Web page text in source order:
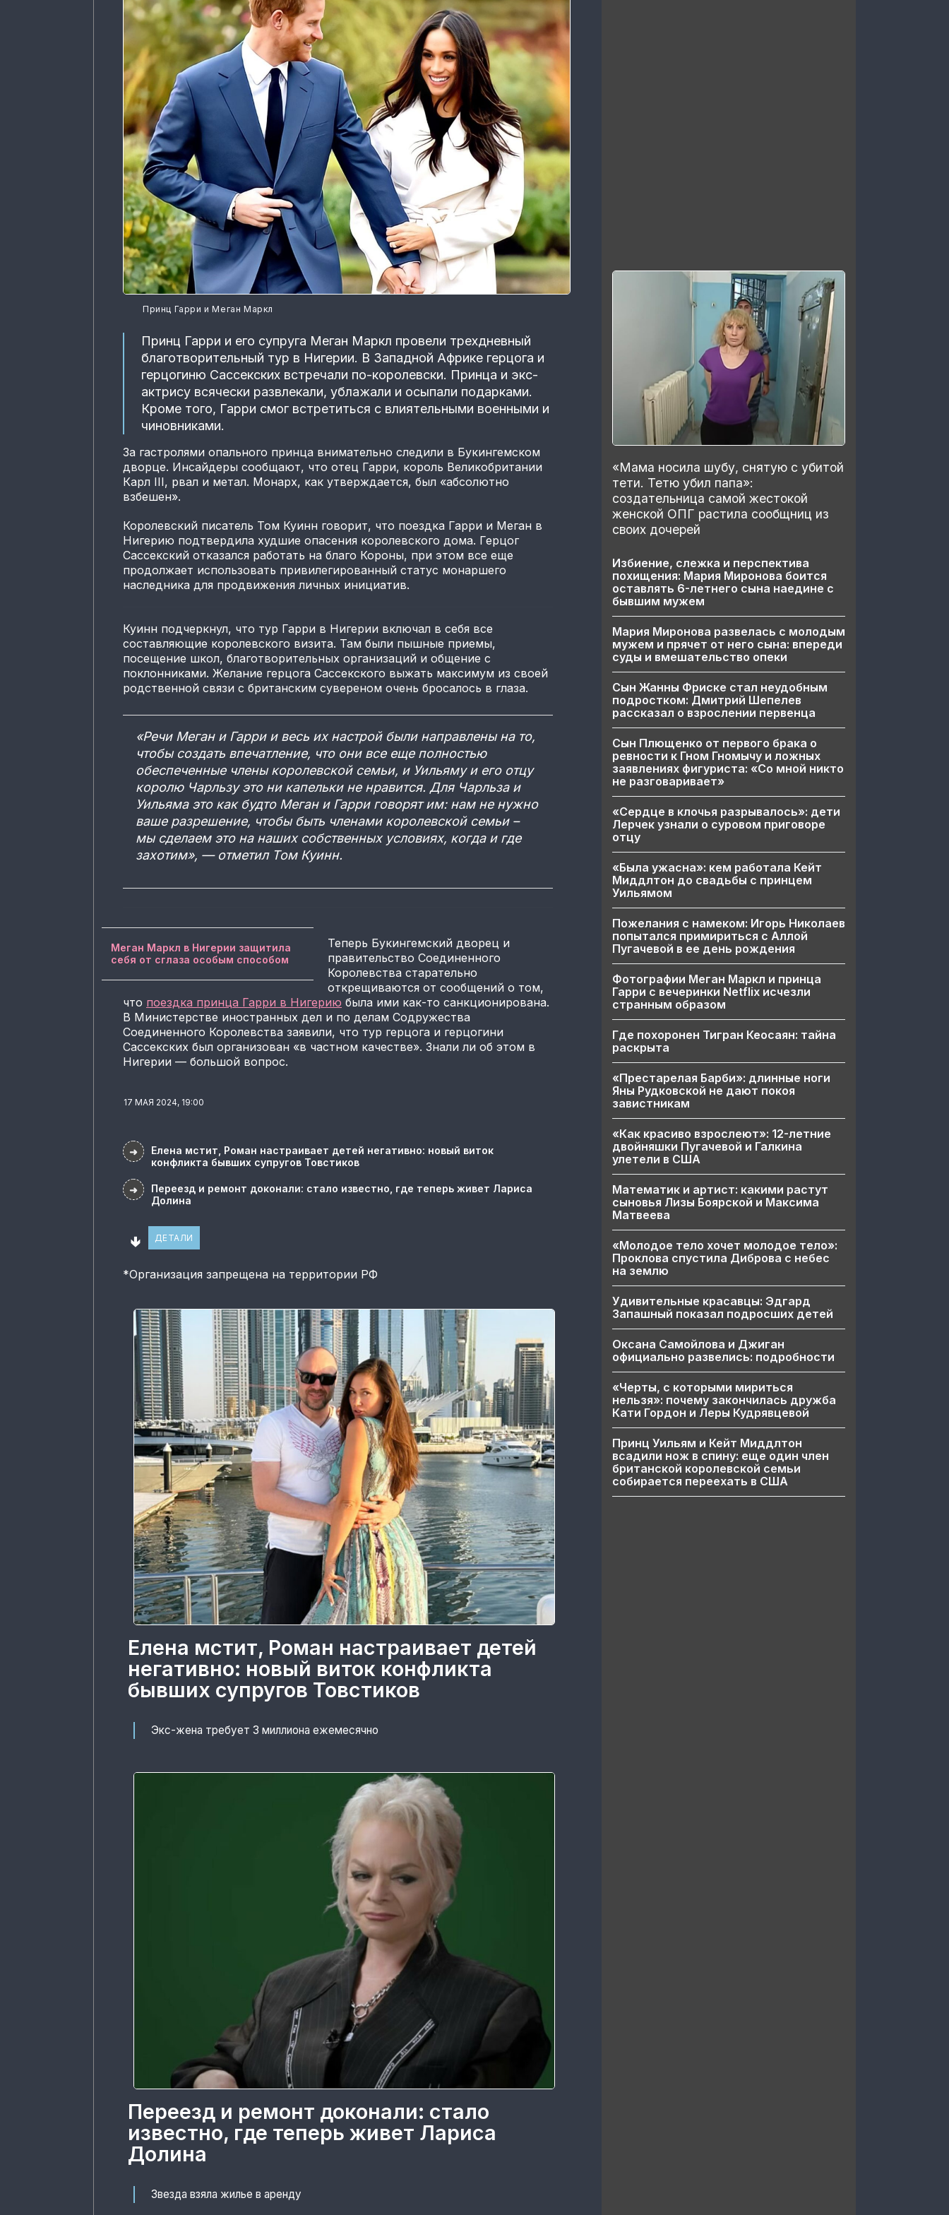
Принц Гарри и Меган Маркл
Принц Гарри и его супруга Меган Маркл провели трехдневный
благотворительный тур в Нигерии. В Западной Африке герцога и
герцогиню Сассекских встречали по-королевски. Принца и экс-
актрису всячески развлекали, ублажали и осыпали подарками.
Кроме того, Гарри смог встретиться с влиятельными военными и
чиновниками.
За гастролями опального принца внимательно следили в Букингемском
дворце. Инсайдеры сообщают, что отец Гарри, король Великобритании
Карл III, рвал и метал. Монарх, как утверждается, был «абсолютно
взбешен».
Королевский писатель Том Куинн говорит, что поездка Гарри и Меган в
Нигерию подтвердила худшие опасения королевского дома. Герцог
Сассекский отказался работать на благо Короны, при этом все еще
продолжает использовать привилегированный статус монаршего
наследника для продвижения личных инициатив.
Куинн подчеркнул, что тур Гарри в Нигерии включал в себя все
составляющие королевского визита. Там были пышные приемы,
посещение школ, благотворительных организаций и общение с
поклонниками. Желание герцога Сассекского выжать максимум из своей
родственной связи с британским сувереном очень бросалось в глаза.
«Речи Меган и Гарри и весь их настрой были направлены на то,
чтобы создать впечатление, что они все еще полностью
обеспеченные члены королевской семьи, и Уильяму и его отцу
королю Чарльзу это ни капельки не нравится. Для Чарльза и
Уильяма это как будто Меган и Гарри говорят им: нам не нужно
ваше разрешение, чтобы быть членами королевской семьи –
мы сделаем это на наших собственных условиях, когда и где
захотим», — отметил Том Куинн.
Меган Маркл в Нигерии защитила
себя от сглаза особым способом
Теперь Букингемский дворец и
правительство Соединенного
Королевства старательно
открещиваются от сообщений о том,
что поездка принца Гарри в Нигерию была ими как-то санкционирована.
В Министерстве иностранных дел и по делам Содружества
Соединенного Королевства заявили, что тур герцога и герцогини
Сассекских был организован «в частном качестве». Знали ли об этом в
Нигерии — большой вопрос.
17 МАЯ 2024, 19:00
➜
Елена мстит, Роман настраивает детей негативно: новый виток
конфликта бывших супругов Товстиков
➜
Переезд и ремонт доконали: стало известно, где теперь живет Лариса
Долина
🢃 ДЕТАЛИ
*Организация запрещена на территории РФ
Елена мстит, Роман настраивает детей
негативно: новый виток конфликта
бывших супругов Товстиков
Экс-жена требует 3 миллиона ежемесячно
Переезд и ремонт доконали: стало
известно, где теперь живет Лариса
Долина
Звезда взяла жилье в аренду
«Мама носила шубу, снятую с убитой
тети. Тетю убил папа»:
создательница самой жестокой
женской ОПГ растила сообщниц из
своих дочерей
Избиение, слежка и перспектива
похищения: Мария Миронова боится
оставлять 6-летнего сына наедине с
бывшим мужем
Мария Миронова развелась с молодым
мужем и прячет от него сына: впереди
суды и вмешательство опеки
Сын Жанны Фриске стал неудобным
подростком: Дмитрий Шепелев
рассказал о взрослении первенца
Сын Плющенко от первого брака о
ревности к Гном Гномычу и ложных
заявлениях фигуриста: «Со мной никто
не разговаривает»
«Сердце в клочья разрывалось»: дети
Лерчек узнали о суровом приговоре
отцу
«Была ужасна»: кем работала Кейт
Миддлтон до свадьбы с принцем
Уильямом
Пожелания с намеком: Игорь Николаев
попытался примириться с Аллой
Пугачевой в ее день рождения
Фотографии Меган Маркл и принца
Гарри с вечеринки Netflix исчезли
странным образом
Где похоронен Тигран Кеосаян: тайна
раскрыта
«Престарелая Барби»: длинные ноги
Яны Рудковской не дают покоя
завистникам
«Как красиво взрослеют»: 12-летние
двойняшки Пугачевой и Галкина
улетели в США
Математик и артист: какими растут
сыновья Лизы Боярской и Максима
Матвеева
«Молодое тело хочет молодое тело»:
Проклова спустила Диброва с небес
на землю
Удивительные красавцы: Эдгард
Запашный показал подросших детей
Оксана Самойлова и Джиган
официально развелись: подробности
«Черты, с которыми мириться
нельзя»: почему закончилась дружба
Кати Гордон и Леры Кудрявцевой
Принц Уильям и Кейт Миддлтон
всадили нож в спину: еще один член
британской королевской семьи
собирается переехать в США